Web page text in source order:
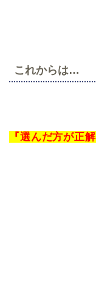
これからは…
『選んだ方が正